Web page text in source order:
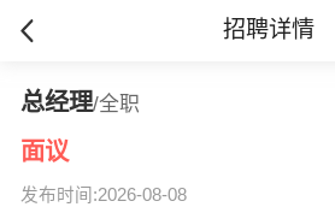
招聘详情
总经理/全职
面议
发布时间:2026-08-08